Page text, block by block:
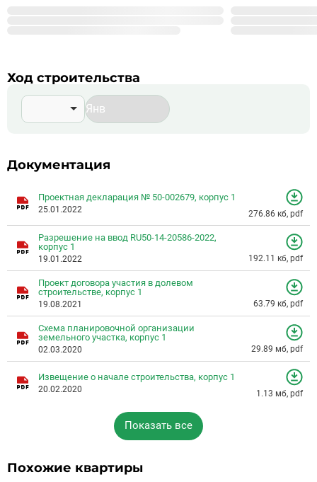
Ход строительства
Документация
Проектная декларация № 50-002679, корпус 1
25.01.2022 276.86 кб, pdf
Разрешение на ввод RU50-14-20586-2022,
корпус 1
19.01.2022 192.11 кб, pdf
Проект договора участия в долевом
строительстве, корпус 1
19.08.2021 63.79 кб, pdf
Схема планировочной организации
земельного участка, корпус 1
02.03.2020 29.89 мб, pdf
Извещение о начале строительства, корпус 1
20.02.2020 1.13 мб, pdf
Показать все
Похожие квартиры